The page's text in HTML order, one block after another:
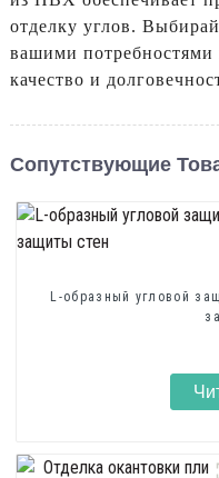
отделку углов.
вашими
качество и
Сопутствующие
L-образный угловой